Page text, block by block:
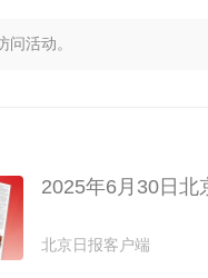
活动。
2025年6月30日北
北京日报客户端